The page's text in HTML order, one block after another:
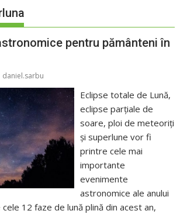
pentru pământeni în
daniel.sarbu
Eclipse totale de Lună,
eclipse parțiale de
soare, ploi de meteoriţi
şi superlune vor fi
printre cele mai
importante
evenimente
astronomice ale anului
12 faze de lună plină din acest an,